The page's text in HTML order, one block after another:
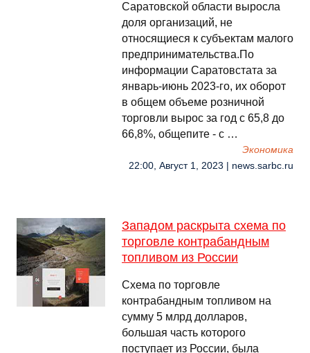
Саратовской области выросла
доля организаций, не
относящиеся к субъектам малого
предпринимательства.По
информации Саратовстата за
январь-июнь 2023-го, их оборот
в общем объеме розничной
торговли вырос за год с 65,8 до
66,8%, общепите - с …
Экономика
22:00, Август 1, 2023 | news.sarbc.ru
Западом раскрыта схема по
торговле контрабандным
топливом из России
Схема по торговле
контрабандным топливом на
сумму 5 млрд долларов,
большая часть которого
поступает из России, была